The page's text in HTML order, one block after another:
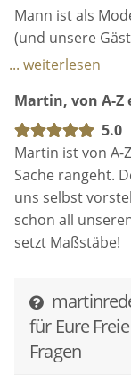
Mann ist als
(und unsere
Meinung: Martin
Brautpaare also:
aus seinem
Trauung, die ihr
... weiterlesen
Martin, von A-
5.0
Martin ist von A-
Sache rangeht.
uns selbst
schon all
setzt Maßstäbe!
für Eure
Fragen